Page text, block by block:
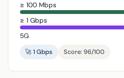
≥ 100 Mbps
≥ 1 Gbps
5G
🚀 1 Gbps
Score: 96/100